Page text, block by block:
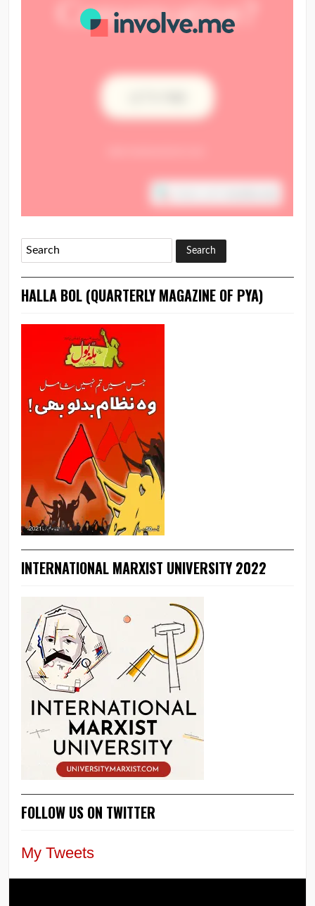
HALLA BOL (QUARTERLY MAGAZINE OF PYA)
INTERNATIONAL MARXIST UNIVERSITY 2022
FOLLOW US ON TWITTER
My Tweets